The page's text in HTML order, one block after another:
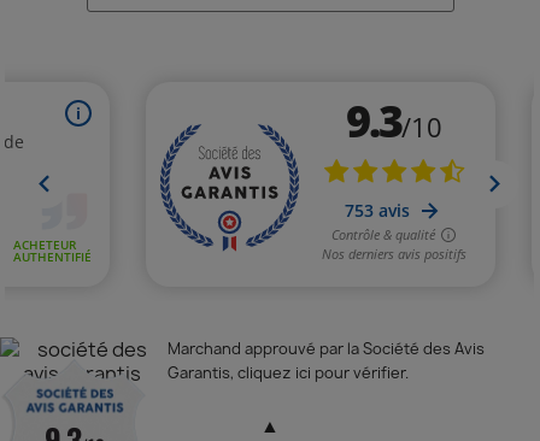
Marchand approuvé par la Société des Avis
Garantis, cliquez ici pour vérifier.
▲